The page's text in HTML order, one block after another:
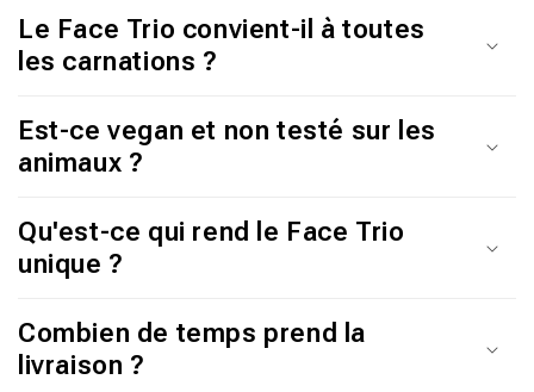
N
U
R
É
D
U
C
T
Le Face Trio convient-il à toutes
les carnations ?
Est-ce vegan et non testé sur les
animaux ?
Qu'est-ce qui rend le Face Trio
unique ?
Combien de temps prend la
livraison ?